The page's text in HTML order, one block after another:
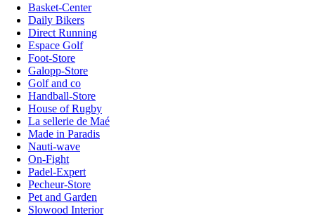
Basket-Center
Daily Bikers
Direct Running
Espace Golf
Foot-Store
Galopp-Store
Golf and co
Handball-Store
House of Rugby
La sellerie de Maé
Made in Paradis
Nauti-wave
On-Fight
Padel-Expert
Pecheur-Store
Pet and Garden
Slowood Interior